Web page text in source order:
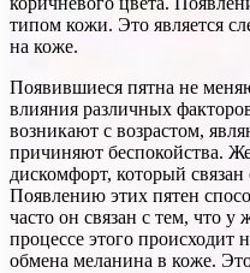
типом кожи. Это является
на коже.
Появившиеся пятна не
влияния различных
возникают с возрастом,
причиняют беспокойства.
дискомфорт, который связан
Появлению этих пятен
часто он связан с тем, что
процессе этого происходит
обмена меланина в коже.